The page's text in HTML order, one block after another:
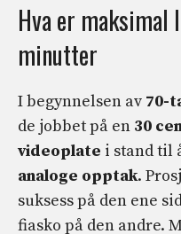
Hva er maksimal
minutter
I begynnelsen av 70-
de jobbet på en 30
videoplate i stand til
analoge opptak.
suksess på den ene
fiasko på den andre.